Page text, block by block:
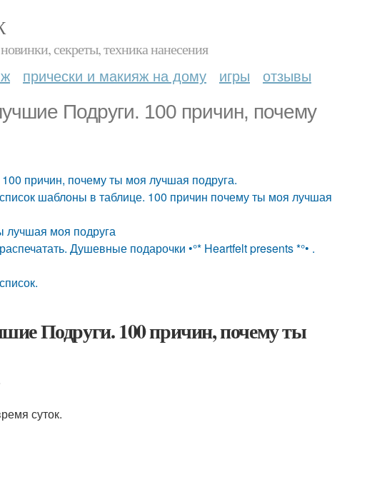
секреты, техника нанесения
прически и макияж на дому игры отзывы
Подруги. 100 причин, почему
причин, почему ты моя лучшая подруга.
шаблоны в таблице. 100 причин почему ты моя лучшая
лучшая моя подруга
Душевные подарочки •°* Heartfelt presents *°• .
Подруги. 100 причин, почему ты
суток.